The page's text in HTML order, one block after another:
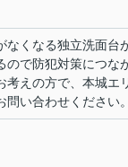
くなる独立洗面台
で防犯対策につな
えの方で、本城エ
い合わせください。